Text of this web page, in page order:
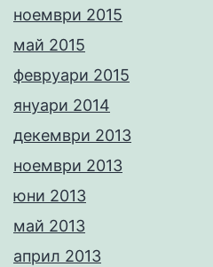
ноември 2015
май 2015
февруари 2015
януари 2014
декември 2013
ноември 2013
юни 2013
май 2013
април 2013